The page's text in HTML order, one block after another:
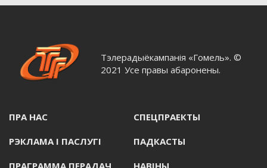
Тэлерадыёкампанія «Гомель». ©
2021 Усе правы абаронены.
ПРА НАС СПЕЦПРАЕКТЫ
РЭКЛАМА I ПАСЛУГI ПАДКАСТЫ
ПРАГРАММА ПЕРАДАЧ НАВIНЫ